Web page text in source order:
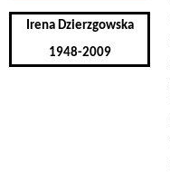
Irena Dzierzgowska
1948-2009